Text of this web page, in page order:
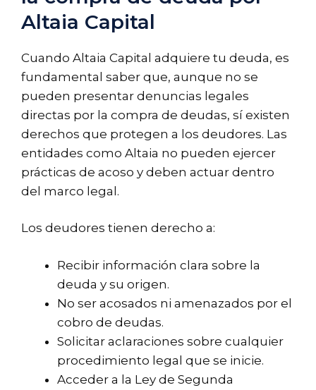
Altaia Capital
Cuando Altaia Capital adquiere tu deuda, es
fundamental saber que, aunque no se
pueden presentar denuncias legales
directas por la compra de deudas, sí existen
derechos que protegen a los deudores. Las
entidades como Altaia no pueden ejercer
prácticas de acoso y deben actuar dentro
del marco legal.
Los deudores tienen derecho a:
Recibir información clara sobre la
deuda y su origen.
No ser acosados ni amenazados por el
cobro de deudas.
Solicitar aclaraciones sobre cualquier
procedimiento legal que se inicie.
Acceder a la Ley de Segunda